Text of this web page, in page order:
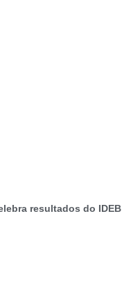
resultados do IDEB